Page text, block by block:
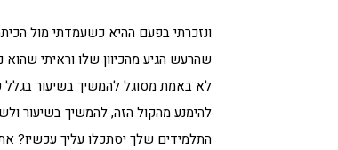
ונזכרתי בפעם ההיא כשעמדתי מול
שהרעש הגיע מהכיוון שלו וראיתי
לא באמת מסוגל להמשיך בשיעור בגלל
להימנע מהקול הזה, להמשיך בשיעור
התלמידים שלך יסתכלו עליך עכשיו?